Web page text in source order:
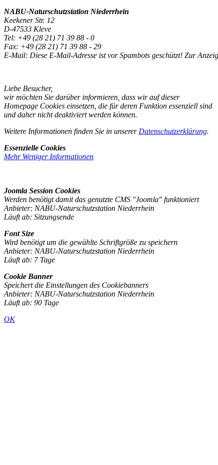
NABU-Naturschutzstation Niederrhein
Keekener Str. 12
D-47533 Kleve
Tel: +49 (28 21) 71 39 88 - 0
Fax: +49 (28 21) 71 39 88 - 29
E-Mail: Diese E-Mail-Adresse ist vor Spambots geschützt! Zur
Liebe Besucher,
wir möchten Sie darüber informieren, dass wir auf dieser
Homepage Cookies einsetzen, die für deren Funktion essenziell sind
und daher nicht deaktiviert werden können.
Weitere Informationen finden Sie in unserer Datenschutzerklärung.
Essenzielle Cookies
Mehr WenigerInformationen
Joomla Session Cookies
Werden benötigt damit das genutzte CMS "Joomla" funktioniert
Anbieter: NABU-Naturschutzstation Niederrhein
Läuft ab: Sitzungsende
Font Size
Wird benötigt um die gewählte Schriftgröße zu speichern
Anbieter: NABU-Naturschutzstation Niederrhein
Läuft ab: 7 Tage
Cookie Banner
Speichert die Einstellungen des Cookiebanners
Anbieter: NABU-Naturschutzstation Niederrhein
Läuft ab: 90 Tage
OK